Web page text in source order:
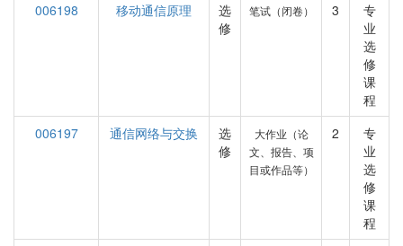
006198
移动通信原理
选
修
笔试（闭卷） 3
专
业
选
修
课
程
006197
通信网络与交换
选
修
大作业（论
文、报告、项
目或作品等）
2
专
业
选
修
课
程